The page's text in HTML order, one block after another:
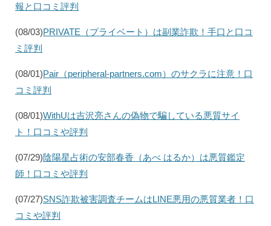
報と口コミ評判
(08/03)PRIVATE（プライベート）は副業詐欺！手口と口コ
ミ評判
(08/01)Pair（peripheral-partners.com）のサクラに注意！口
コミ評判
(08/01)WithUは吉沢亮さんの偽物で騙している悪質サイ
ト！口コミや評判
(07/29)陰陽星占術の安部春香（あべ はるか）は悪質鑑定
師！口コミや評判
(07/27)SNS詐欺被害調査チームはLINE悪用の悪質業者！口
コミや評判